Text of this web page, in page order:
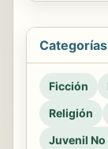
Ficción
Religión
Juvenil